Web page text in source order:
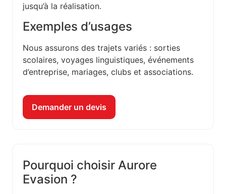
jusqu’à la réalisation.
Exemples d’usages
Nous assurons des trajets variés : sorties
scolaires, voyages linguistiques, événements
d’entreprise, mariages, clubs et associations.
Demander un devis
Pourquoi choisir Aurore
Evasion ?